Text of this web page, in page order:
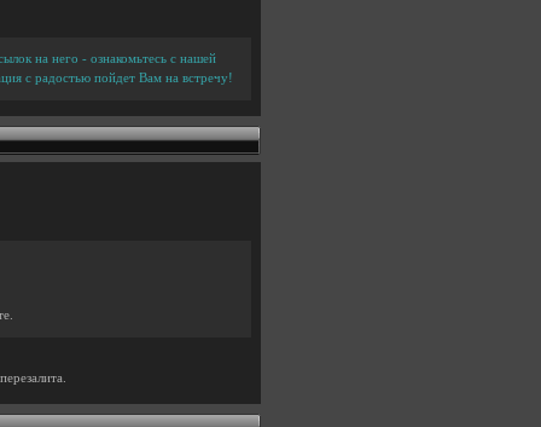
на него - ознакомьтесь с нашей
с радостью пойдет Вам на встречу!